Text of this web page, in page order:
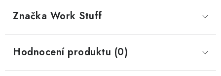
Značka Work Stuff
Hodnocení produktu (0)